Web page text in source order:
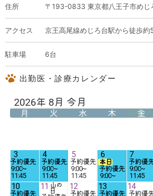
住所 〒193-0833 東京都八王子市め
アクセス 京王高尾線めじろ台駅から徒歩約
駐車場 6台
出勤医・診療カレンダー